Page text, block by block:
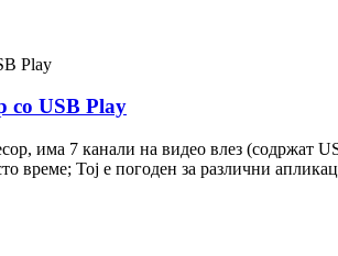
со USB Play
има 7 канали на видео влез (содржат
време; Тој е погоден за различни